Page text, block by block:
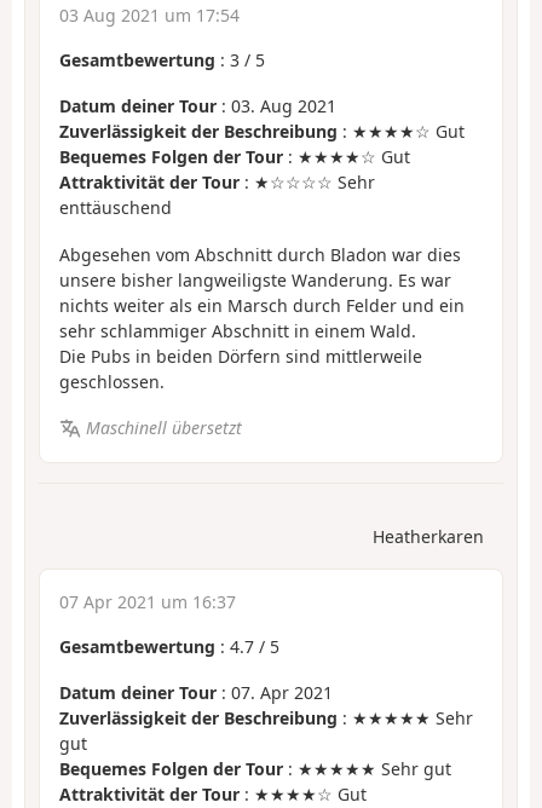
03 Aug 2021 um 17:54
Gesamtbewertung : 3 / 5
Datum deiner Tour : 03. Aug 2021
Zuverlässigkeit der Beschreibung : ★★★★☆ Gut
Bequemes Folgen der Tour : ★★★★☆ Gut
Attraktivität der Tour : ★☆☆☆☆ Sehr
enttäuschend
Abgesehen vom Abschnitt durch Bladon war dies
unsere bisher langweiligste Wanderung. Es war
nichts weiter als ein Marsch durch Felder und ein
sehr schlammiger Abschnitt in einem Wald.
Die Pubs in beiden Dörfern sind mittlerweile
geschlossen.
Maschinell übersetzt
Heatherkaren
07 Apr 2021 um 16:37
Gesamtbewertung : 4.7 / 5
Datum deiner Tour : 07. Apr 2021
Zuverlässigkeit der Beschreibung : ★★★★★ Sehr
gut
Bequemes Folgen der Tour : ★★★★★ Sehr gut
Attraktivität der Tour : ★★★★☆ Gut